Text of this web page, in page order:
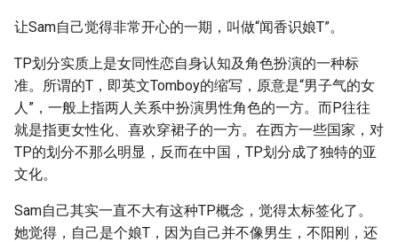
让Sam自己觉得非常开心的一期，叫做“闻香识娘T”。
TP划分实质上是女同性恋自身认知及角色扮演的一种标
准。所谓的T，即英文Tomboy的缩写，原意是“男子气的女
人”，一般上指两人关系中扮演男性角色的一方。而P往往
就是指更女性化、喜欢穿裙子的一方。在西方一些国家，对
TP的划分不那么明显，反而在中国，TP划分成了独特的亚
文化。
Sam自己其实一直不大有这种TP概念，觉得太标签化了。
她觉得，自己是个娘T，因为自己并不像男生，不阳刚，还